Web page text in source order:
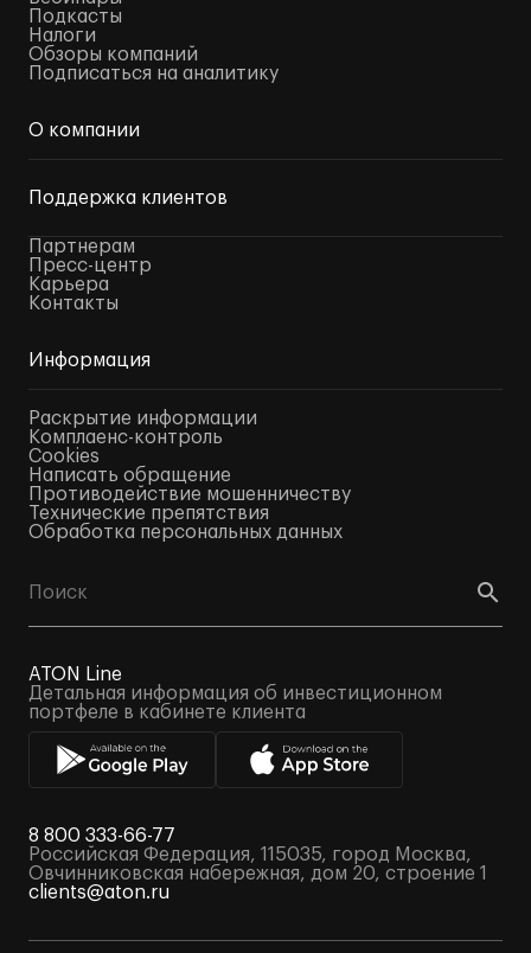
Подкасты
Налоги
Обзоры компаний
Подписаться на аналитику
О компании
Поддержка клиентов
Партнерам
Пресс-центр
Карьера
Контакты
Информация
Раскрытие информации
Комплаенс-контроль
Cookies
Написать обращение
Противодействие мошенничеству
Технические препятствия
Обработка персональных данных
ATON Line
Детальная информация об инвестиционном
портфеле в кабинете клиента
8 800 333-66-77
Российская Федерация, 115035, город Москва,
Овчинниковская набережная, дом 20, строение 1
clients@aton.ru